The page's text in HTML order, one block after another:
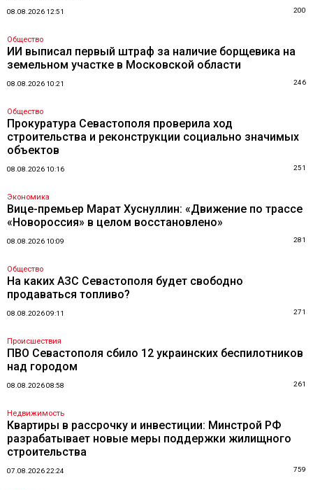
08.08.2026 12:51 200
Общество
ИИ выписал первый штраф за наличие борщевика на
земельном участке в Московской области
08.08.2026 10:21 246
Общество
Прокуратура Севастополя проверила ход
строительства и реконструкции социально значимых
объектов
08.08.2026 10:16 251
Экономика
Вице-премьер Марат Хуснуллин: «Движение по трассе
«Новороссия» в целом восстановлено»
08.08.2026 10:09 281
Общество
На каких АЗС Севастополя будет свободно
продаваться топливо?
08.08.2026 09:11 271
Происшествия
ПВО Севастополя сбило 12 украинских беспилотников
над городом
08.08.2026 08:58 261
Недвижимость
Квартиры в рассрочку и инвестиции: Минстрой РФ
разрабатывает новые меры поддержки жилищного
строительства
07.08.2026 22:24 759